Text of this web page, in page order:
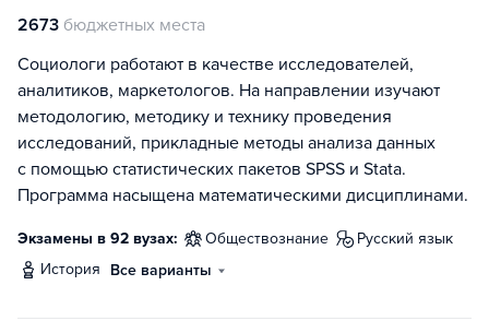
2673 бюджетных места
Социологи работают в качестве исследователей,
аналитиков, маркетологов. На направлении изучают
методологию, методику и технику проведения
исследований, прикладные методы анализа данных
с помощью статистических пакетов SPSS и Stata.
Программа насыщена математическими дисциплинами.
Экзамены в 92 вузах: обществознание
русский язык
история
Все варианты